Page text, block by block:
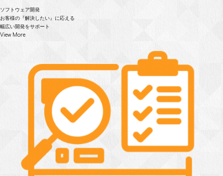
ソフトウェア開発
お客様の『解決したい』に応える
幅広い開発をサポート
View More